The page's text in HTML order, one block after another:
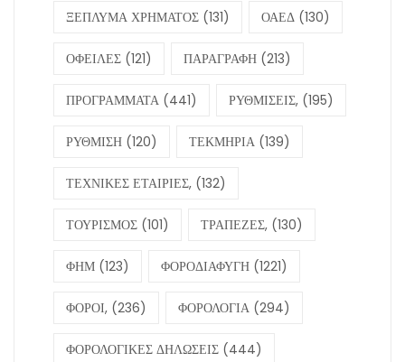
ΞΕΠΛΥΜΑ ΧΡΗΜΑΤΟΣ (131) ΟΑΕΔ (130)
ΟΦΕΙΛΕΣ (121) ΠΑΡΑΓΡΑΦΗ (213)
ΠΡΟΓΡΑΜΜΑΤΑ (441) ΡΥΘΜΙΣΕΙΣ, (195)
ΡΥΘΜΙΣΗ (120) ΤΕΚΜΗΡΙΑ (139)
ΤΕΧΝΙΚΕΣ ΕΤΑΙΡΙΕΣ, (132)
ΤΟΥΡΙΣΜΟΣ (101) ΤΡΑΠΕΖΕΣ, (130)
ΦΗΜ (123) ΦΟΡΟΔΙΑΦΥΓΗ (1221)
ΦΟΡΟΙ, (236) ΦΟΡΟΛΟΓΙΑ (294)
ΦΟΡΟΛΟΓΙΚΕΣ ΔΗΛΩΣΕΙΣ (444)